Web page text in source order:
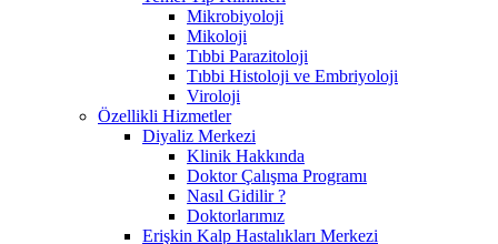
Mikrobiyoloji
Mikoloji
Tıbbi Parazitoloji
Tıbbi Histoloji ve Embriyoloji
Viroloji
Özellikli Hizmetler
Diyaliz Merkezi
Klinik Hakkında
Doktor Çalışma Programı
Nasıl Gidilir ?
Doktorlarımız
Erişkin Kalp Hastalıkları Merkezi